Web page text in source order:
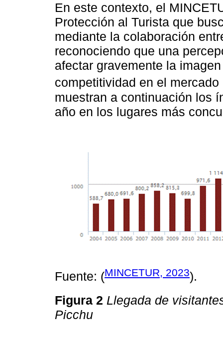
En este contexto, el
Protección al Turista que
mediante la colaboración
reconociendo que una
afectar gravemente la
competitividad en el
muestran a continuación los
año en los lugares más
Fuente: (MINCETUR, 2023).
Figura 2 Llegada de
Picchu